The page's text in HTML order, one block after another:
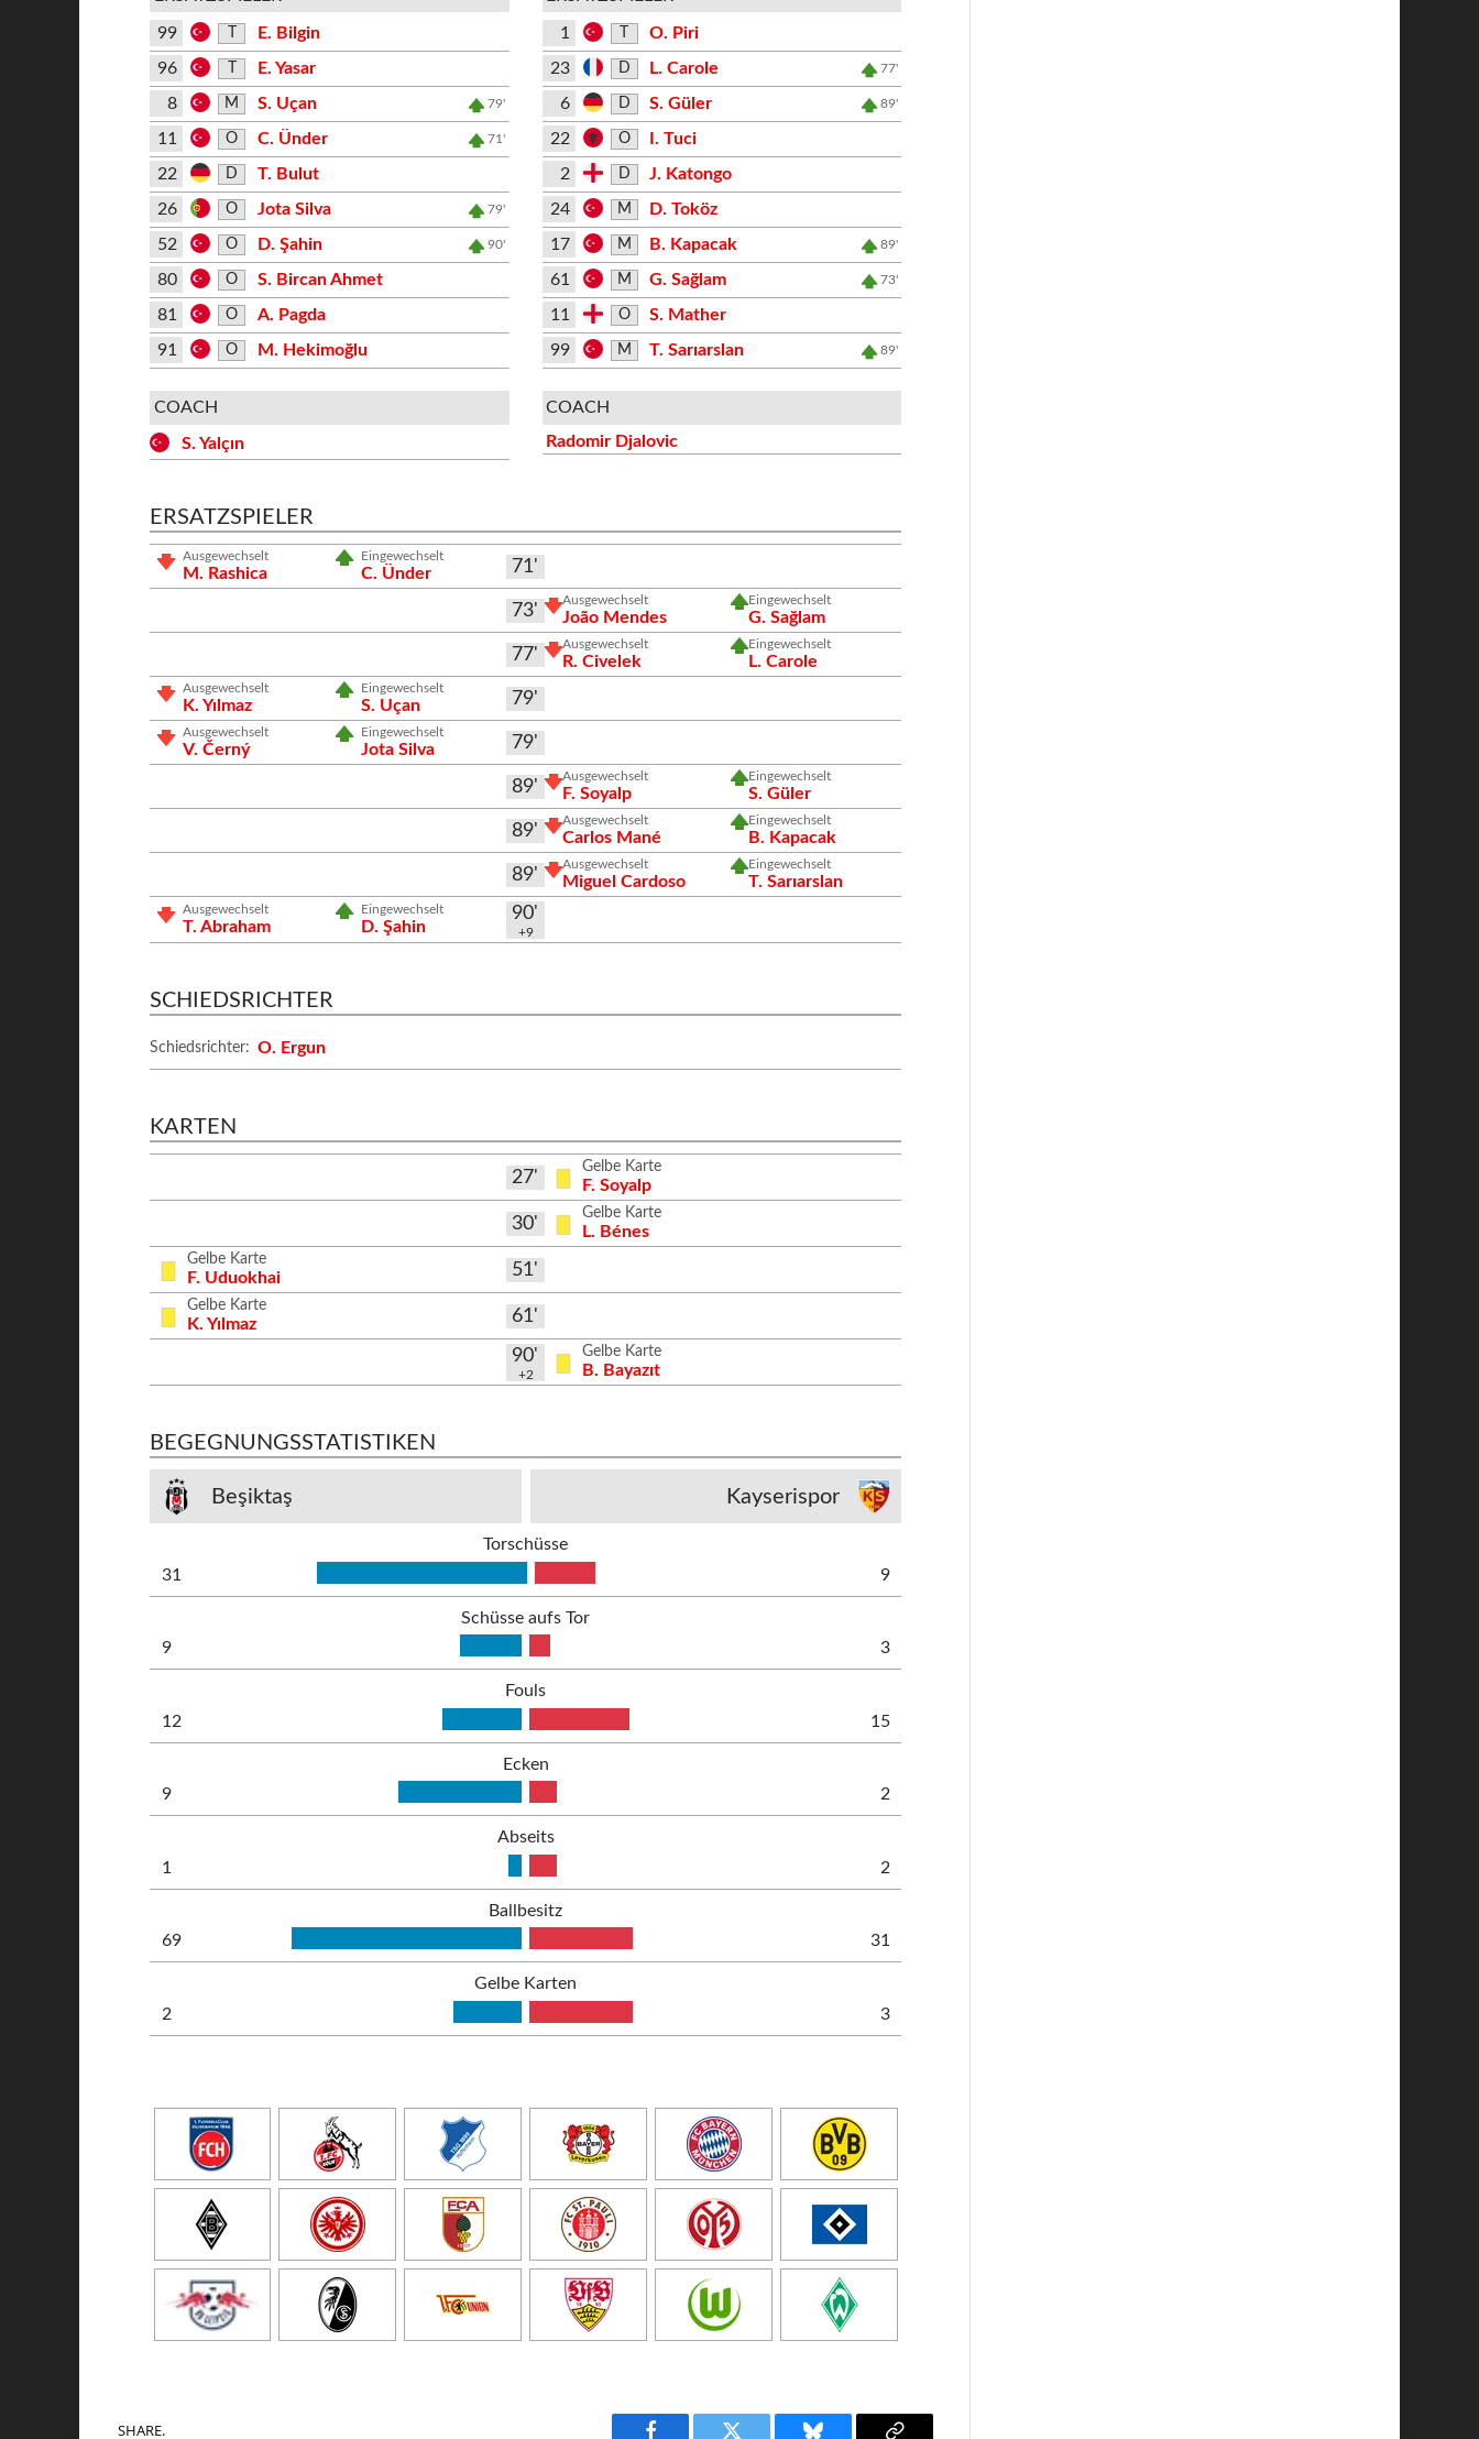
99
E. Bilgin
96
E. Yasar
8
M S. Uçan 79'
11 O C. Ünder 71'
22 D
T. Bulut
26
O Jota Silva 79'
52 O D. Şahin 90'
80 O
S. Bircan Ahmet
81
O
A. Pagda
91
O M. Hekimoğlu
COACH
S. Yalçın
1
O. Piri
23
D L. Carole 77'
6 D S. Güler 89'
22 O
I. Tuci
2
D
J. Katongo
24
M
D. Toköz
17
M B. Kapacak 89'
61 M G. Sağlam 73'
11 O
S. Mather
99
M T. Sarıarslan 89'
COACH
Radomir Djalovic
ERSATZSPIELER
Ausgewechselt
M. Rashica
Eingewechselt
C. Ünder 71'
73'
Ausgewechselt
João Mendes
Eingewechselt
G. Sağlam
77'
Ausgewechselt
R. Civelek
Eingewechselt
L. Carole
Ausgewechselt
K. Yılmaz
Eingewechselt
S. Uçan 79'
Ausgewechselt
V. Černý
Eingewechselt
Jota Silva 79'
89'
Ausgewechselt
F. Soyalp
Eingewechselt
S. Güler
89'
Ausgewechselt
Carlos Mané
Eingewechselt
B. Kapacak
89'
Ausgewechselt
Miguel Cardoso
Eingewechselt
T. Sarıarslan
Ausgewechselt
T. Abraham
Eingewechselt
D. Şahin
90'
+9
SCHIEDSRICHTER
Schiedsrichter: O. Ergun
KARTEN
27'
Gelbe Karte
F. Soyalp
30'
Gelbe Karte
L. Bénes
Gelbe Karte
F. Uduokhai 51'
Gelbe Karte
K. Yılmaz
61'
90'
+2
Gelbe Karte
B. Bayazıt
BEGEGNUNGSSTATISTIKEN
Beşiktaş Kayserispor
Torschüsse
31
9
Schüsse aufs Tor
9
3
Fouls
12
15
Ecken
9
2
Abseits
1
2
Ballbesitz
69
31
Gelbe Karten
2
3
SHARE.